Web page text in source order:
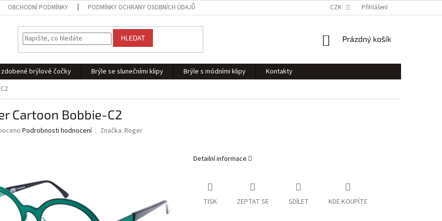
OBCHODNÍ PODMÍNKY PODMÍNKY OCHRANY OSOBNÍCH ÚDAJŮ CZK Přihlášení
HLEDAT
NÁKUPNÍ
Prázdný košík
brýlové čočky Brýle se slunečními klipy Brýle s módními klipy
Kontakty
Cartoon Bobbie-C2
Podrobnosti hodnocení Značka: Roger
Detailní informace
TISK ZEPTAT SE SDÍLET KDE KOUPÍTE